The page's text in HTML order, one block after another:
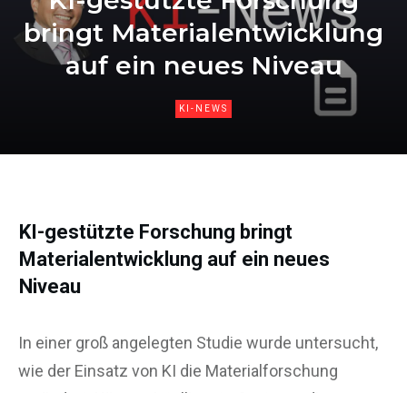
bringt Materialentwicklung
auf ein neues Niveau
KI-NEWS
KI-gestützte Forschung bringt
Materialentwicklung auf ein neues
Niveau
In einer groß angelegten Studie wurde untersucht,
wie der Einsatz von KI die Materialforschung